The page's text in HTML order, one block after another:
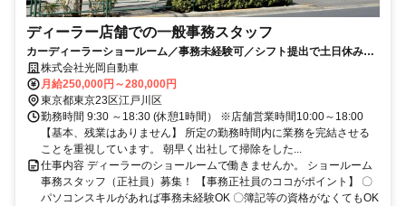
ディーラー店舗での一般事務スタッフ
カーディーラーショールーム／事務未経験可／シフト提出で土日休みも
可能／残業なしで定時退社
株式会社光岡自動車
月給250,000円～280,000円
東京都東京23区江戸川区
勤務時間 9:30 ～18:30 (休憩1時間） ※店舗営業時間10:00～18:00
【基本、残業はありません】 所定の勤務時間内に業務を完結させる
ことを重視しています。 朝早く出社して掃除をした...
仕事内容 ディーラーのショールームで働きませんか。 ショールーム
事務スタッフ（正社員）募集！ 【事務正社員のココがポイント】 〇
パソコンスキルがあれば事務未経験OK 〇簿記等の資格がなくてもOK